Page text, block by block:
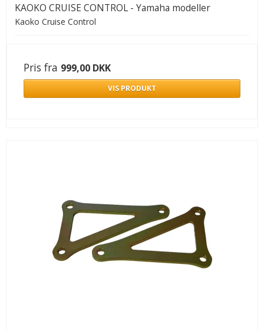
KAOKO CRUISE CONTROL - Yamaha modeller
Kaoko Cruise Control
Pris fra 999,00 DKK
VIS PRODUKT